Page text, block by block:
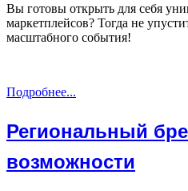
Вы готовы открыть для себя
маркетплейсов? Тогда не
масштабного события!
Подробнее...
Региональный
возможности